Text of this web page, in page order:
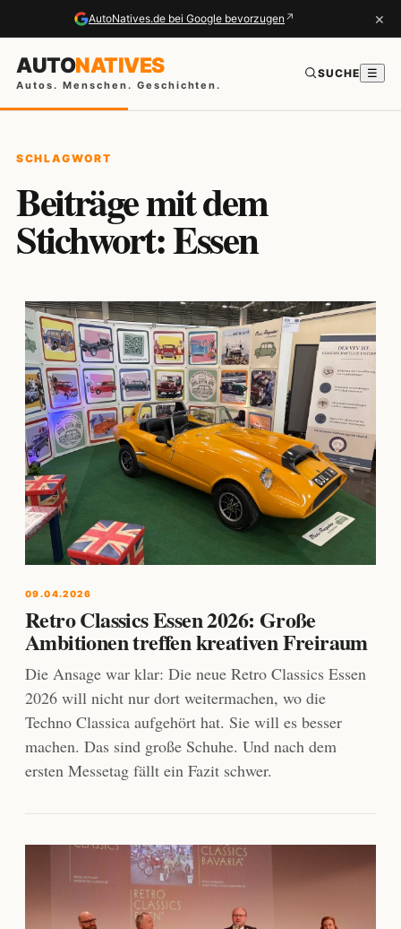
AutoNatives.de bei Google bevorzugen ↗ ×
AUTONATIVES
Autos. Menschen. Geschichten.
SUCHE ☰
SCHLAGWORT
Beiträge mit dem
Stichwort: Essen
09.04.2026
Retro Classics Essen 2026: Große
Ambitionen treffen kreativen Freiraum
Die Ansage war klar: Die neue Retro Classics Essen
2026 will nicht nur dort weitermachen, wo die
Techno Classica aufgehört hat. Sie will es besser
machen. Das sind große Schuhe. Und nach dem
ersten Messetag fällt ein Fazit schwer.